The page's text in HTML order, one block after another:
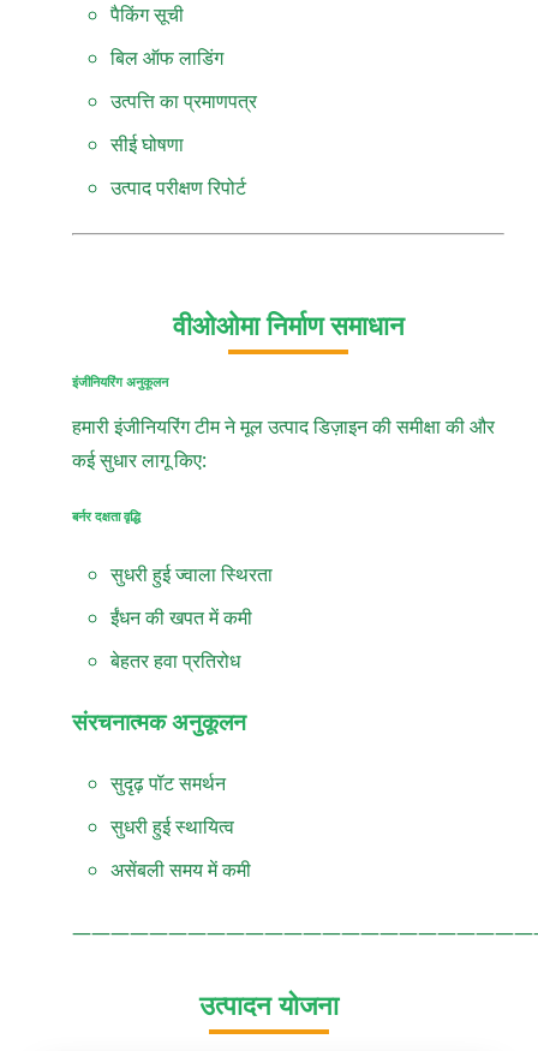
पैकिंग सूची
बिल ऑफ लाडिंग
उत्पत्ति का प्रमाणपत्र
सीई घोषणा
उत्पाद परीक्षण रिपोर्ट
वीओओमा निर्माण समाधान
इंजीनियरिंग अनुकूलन
हमारी इंजीनियरिंग टीम ने मूल उत्पाद डिज़ाइन की समीक्षा की और
कई सुधार लागू किए:
बर्नर दक्षता वृद्धि
सुधरी हुई ज्वाला स्थिरता
ईंधन की खपत में कमी
बेहतर हवा प्रतिरोध
संरचनात्मक अनुकूलन
सुदृढ़ पॉट समर्थन
सुधरी हुई स्थायित्व
असेंबली समय में कमी
उत्पादन योजना